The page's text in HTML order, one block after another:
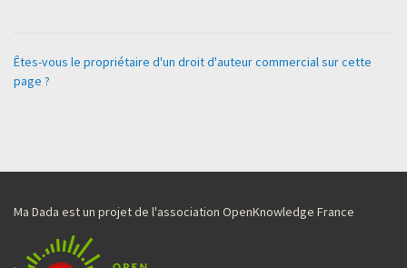
Êtes-vous le propriétaire d'un droit d'auteur commercial sur cette
page ?
Ma Dada est un projet de l'association OpenKnowledge France